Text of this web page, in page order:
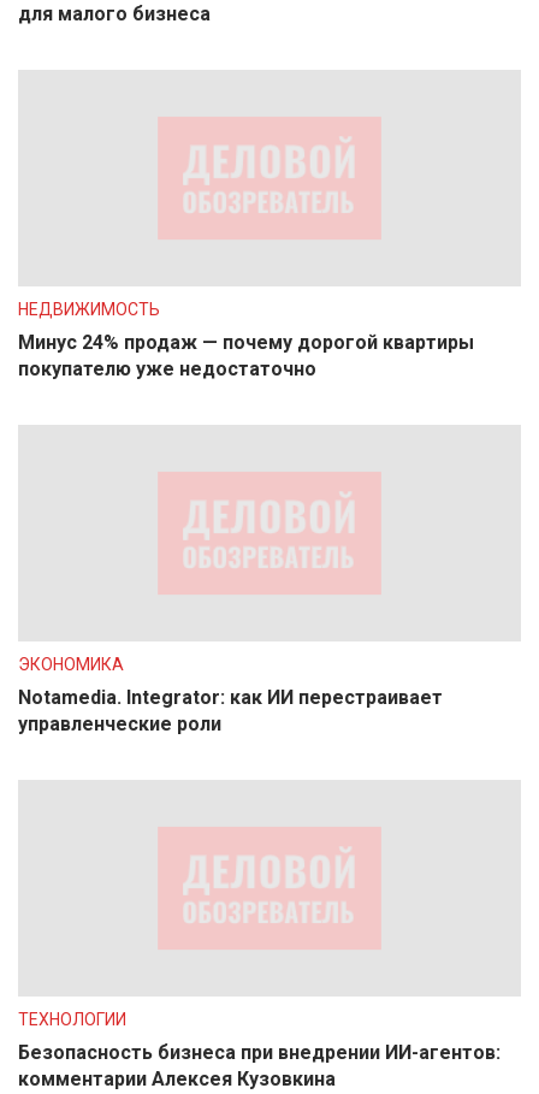
для малого бизнеса
НЕДВИЖИМОСТЬ
Минус 24% продаж — почему дорогой квартиры
покупателю уже недостаточно
ЭКОНОМИКА
Notamedia. Integrator: как ИИ перестраивает
управленческие роли
ТЕХНОЛОГИИ
Безопасность бизнеса при внедрении ИИ-агентов:
комментарии Алексея Кузовкина